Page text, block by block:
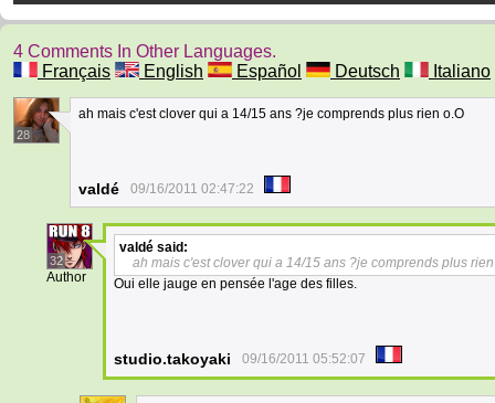
4 Comments In Other Languages.
Français
English Español Deutsch Italiano
28
ah mais c'est clover qui a 14/15 ans ?je comprends plus rien o.O
valdé 09/16/2011 02:47:22
32
Author
valdé said:
ah mais c'est clover qui a 14/15 ans ?je comprends plus
Oui elle jauge en pensée l'age des filles.
studio.takoyaki 09/16/2011 05:52:07